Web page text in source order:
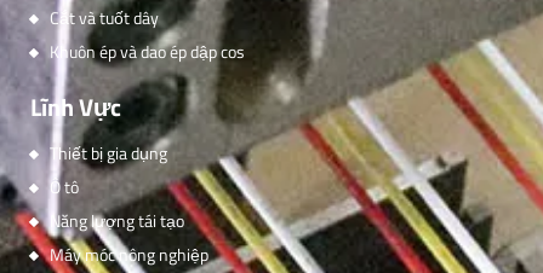
Cắt và tuốt dây
Khuôn ép và dao ép dập cos
Lĩnh Vực
Thiết bị gia dụng
Ô tô
Năng lượng tái tạo
Máy móc nông nghiệp